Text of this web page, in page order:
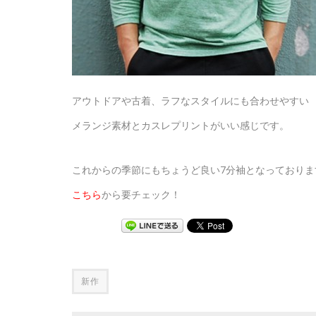
アウトドアや古着、ラフなスタイルにも合わせやすい
メランジ素材とカスレプリントがいい感じです。
これからの季節にもちょうど良い7分袖となっており
こちらから要チェック！
新作